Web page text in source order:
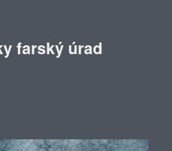
farský úrad